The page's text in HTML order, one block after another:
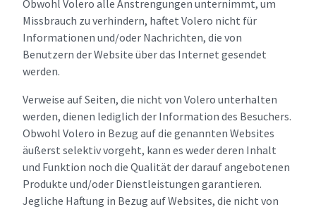
Obwohl Volero alle Anstrengungen unternimmt, um
Missbrauch zu verhindern, haftet Volero nicht für
Informationen und/oder Nachrichten, die von
Benutzern der Website über das Internet gesendet
werden.
Verweise auf Seiten, die nicht von Volero unterhalten
werden, dienen lediglich der Information des Besuchers.
Obwohl Volero in Bezug auf die genannten Websites
äußerst selektiv vorgeht, kann es weder deren Inhalt
und Funktion noch die Qualität der darauf angebotenen
Produkte und/oder Dienstleistungen garantieren.
Jegliche Haftung in Bezug auf Websites, die nicht von